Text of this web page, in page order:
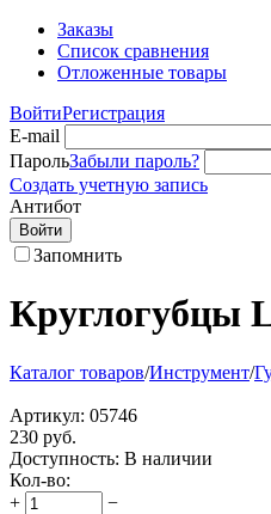
Заказы
Список сравнения
Отложенные товары
ВойтиРегистрация
E-mail
ПарольЗабыли пароль?
Создать учетную запись
Антибот
Войти
Запомнить
Круглогубцы
Каталог товаров/Инструмент/
Артикул: 05746
230 руб.
Доступность: В наличии
Кол-во:
+
−